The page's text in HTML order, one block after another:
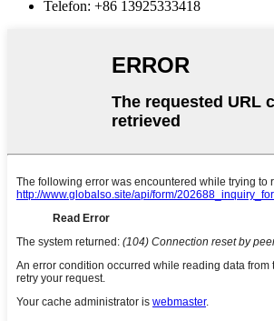
Telefon: +86 13925333418